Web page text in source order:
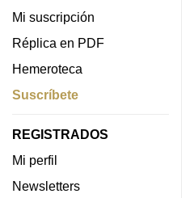
Mi suscripción
Réplica en PDF
Hemeroteca
Suscríbete
REGISTRADOS
Mi perfil
Newsletters